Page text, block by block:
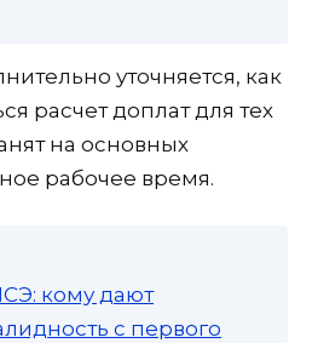
уточняется, как
расчет доплат для тех
на основных
рабочее время.
кому дают
с первого